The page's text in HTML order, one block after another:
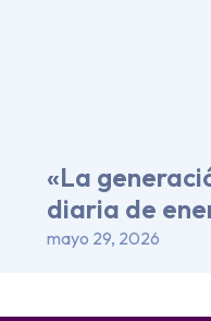
«La
diaria de
mayo 29, 2026